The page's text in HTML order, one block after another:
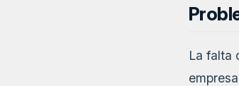
La falta